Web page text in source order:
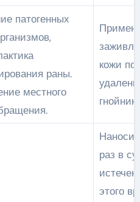
патогенных
раны.
местного
кожи
раз в
этого